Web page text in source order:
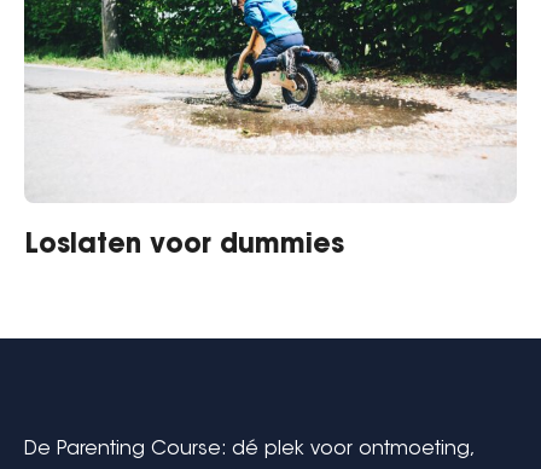
Loslaten voor dummies
De Parenting Course: dé plek voor ontmoeting,